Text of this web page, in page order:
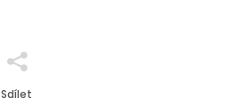
Sdílet